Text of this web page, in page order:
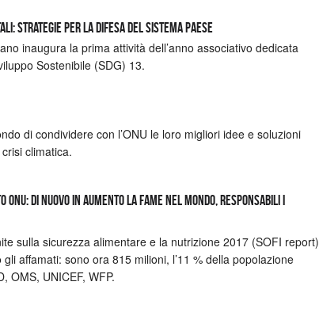
strategie per la difesa del Sistema Paese
inaugura la prima attività dell’anno associativo dedicata
Sostenibile (SDG) 13.
di condividere con l’ONU le loro migliori idee e soluzioni
climatica.
ONU: di nuovo in aumento la fame nel mondo, responsabili i
sulla sicurezza alimentare e la nutrizione 2017 (SOFI report)
affamati: sono ora 815 milioni, l’11 % della popolazione
OMS, UNICEF, WFP.